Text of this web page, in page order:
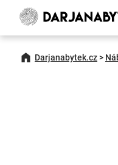
Darjanabytek.cz>